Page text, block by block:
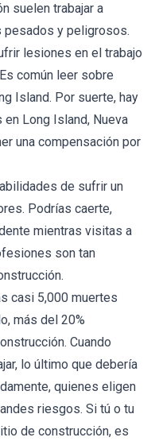
suelen trabajar a
pesados y peligrosos.
lesiones en el trabajo
común leer sobre
Island. Por suerte, hay
Long Island, Nueva
una compensación por
de sufrir un
Podrías caerte,
mientras visitas a
son tan
casi 5,000 muertes
más del 20%
Cuando
lo último que debería
quienes eligen
riesgos. Si tú o tu
de construcción, es